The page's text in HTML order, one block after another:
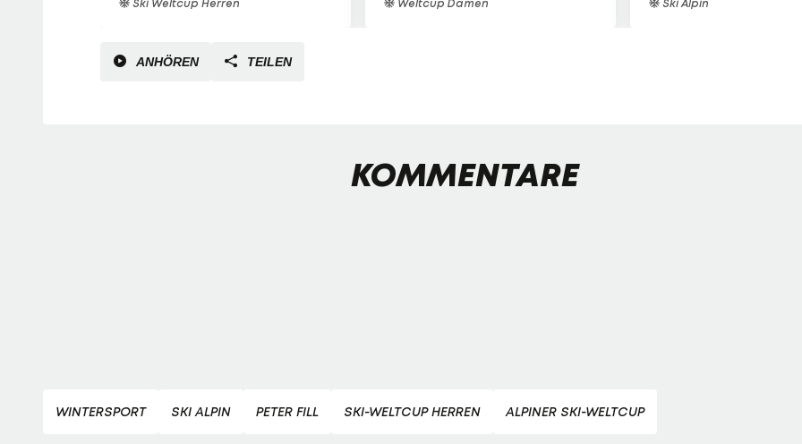
Ski Weltcup Herren Weltcup Damen Ski Alpin
ANHÖREN TEILEN
KOMMENTARE
WINTERSPORT SKI ALPIN PETER FILL SKI-WELTCUP HERREN ALPINER SKI-WELTCUP